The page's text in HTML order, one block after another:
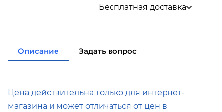
Бесплатная доставка
в города Холмск, Невельск
Описание Задать вопрос
Цена действительна только для интернет-
магазина и может отличаться от цен в